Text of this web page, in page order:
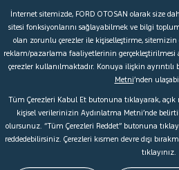
© 2026 Ford Türkiye Ford Kurumsal
Şartlar & Kişisel Verilerin Korunması
İnternet sitemizde, FORD OTOSAN olarak size
sitesi fonksiyonlarını sağlayabilmek ve bilgi
olan zorunlu çerezler ile kişiselleştirme, sitemizin
reklam/pazarlama faaliyetlerinin gerçekleştirilmesi
çerezler kullanılmaktadır. Konuya ilişkin ayrıntılı
Metni’nden
Tüm Çerezleri Kabul Et butonuna tıklayarak, açık
kişisel verilerinizin Aydınlatma Metni’nde
olursunuz. “Tüm Çerezleri Reddet” butonuna
reddedebilirsiniz. Çerezleri kısmen devre dışı
tıklayınız.